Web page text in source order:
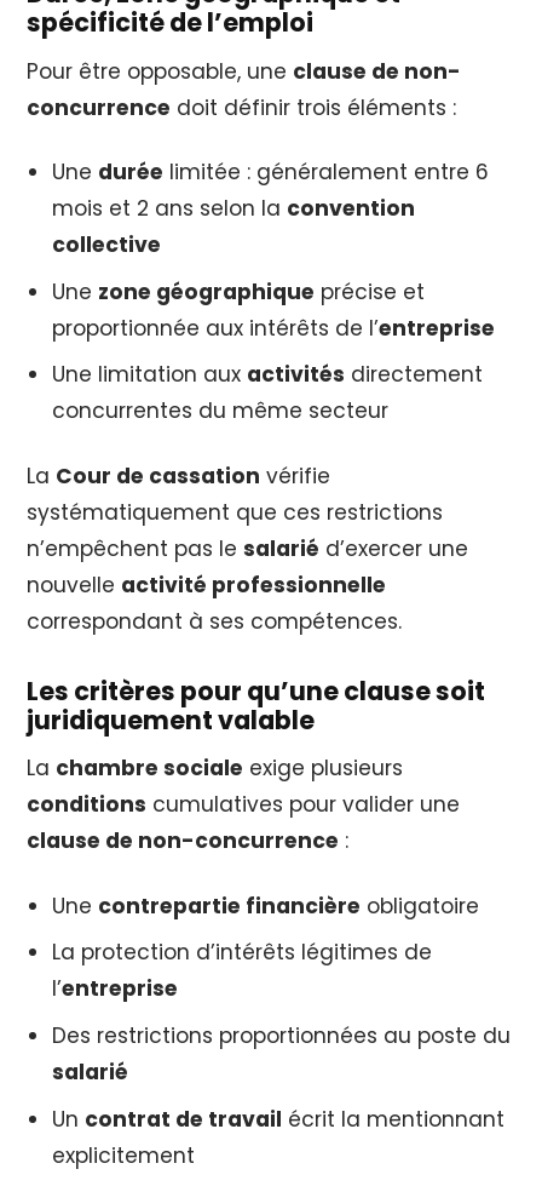
spécificité de l’emploi
Pour être opposable, une clause de non-
concurrence doit définir trois éléments :
Une durée limitée : généralement entre 6
mois et 2 ans selon la convention
collective
Une zone géographique précise et
proportionnée aux intérêts de l’entreprise
Une limitation aux activités directement
concurrentes du même secteur
La Cour de cassation vérifie
systématiquement que ces restrictions
n’empêchent pas le salarié d’exercer une
nouvelle activité professionnelle
correspondant à ses compétences.
Les critères pour qu’une clause soit
juridiquement valable
La chambre sociale exige plusieurs
conditions cumulatives pour valider une
clause de non-concurrence :
Une contrepartie financière obligatoire
La protection d’intérêts légitimes de
l’entreprise
Des restrictions proportionnées au poste du
salarié
Un contrat de travail écrit la mentionnant
explicitement